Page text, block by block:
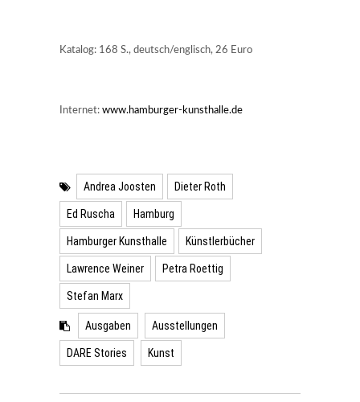
Katalog: 168 S., deutsch/englisch, 26 Euro
Internet: www.hamburger-kunsthalle.de
Andrea Joosten Dieter Roth
Ed Ruscha Hamburg
Hamburger Kunsthalle Künstlerbücher
Lawrence Weiner Petra Roettig
Stefan Marx
Ausgaben Ausstellungen
DARE Stories Kunst